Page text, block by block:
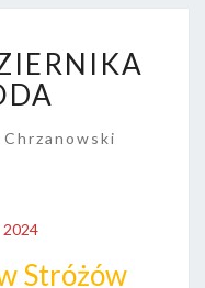
2024
Stróżów